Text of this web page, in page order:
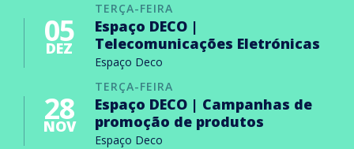
TERÇA-FEIRA
05
DEZ
Espaço DECO |
Telecomunicações Eletrónicas
Espaço Deco
TERÇA-FEIRA
28
NOV
Espaço DECO | Campanhas de
promoção de produtos
Espaço Deco